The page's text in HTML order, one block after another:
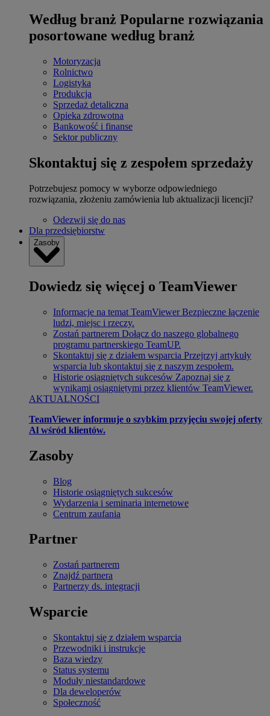
Według branż Popularne rozwiązania
posortowane według branż
Motoryzacja
Rolnictwo
Logistyka
Produkcja
Sprzedaż detaliczna
Opieka zdrowotna
Bankowość i finanse
Sektor publiczny
Skontaktuj się z zespołem sprzedaży
Potrzebujesz pomocy w wyborze odpowiedniego
rozwiązania, złożeniu zamówienia lub aktualizacji licencji?
Odezwij się do nas
Dla przedsiębiorstw
Zasoby
Dowiedz się więcej o TeamViewer
Informacje na temat TeamViewer Bezpieczne łączenie
ludzi, miejsc i rzeczy.
Zostań partnerem Dołącz do naszego globalnego
programu partnerskiego TeamUP.
Skontaktuj się z działem wsparcia Przejrzyj artykuły
wsparcia lub skontaktuj się z naszym zespołem.
Historie osiągniętych sukcesów Zapoznaj się z
wynikami osiągniętymi przez klientów TeamViewer.
AKTUALNOŚCI
TeamViewer informuje o szybkim przyjęciu swojej oferty
Al wśród klientów.
Zasoby
Blog
Historie osiągniętych sukcesów
Wydarzenia i seminaria internetowe
Centrum zaufania
Partner
Zostań partnerem
Znajdź partnera
Partnerzy ds. integracji
Wsparcie
Skontaktuj się z działem wsparcia
Przewodniki i instrukcje
Baza wiedzy
Status systemu
Moduły niestandardowe
Dla deweloperów
Społeczność